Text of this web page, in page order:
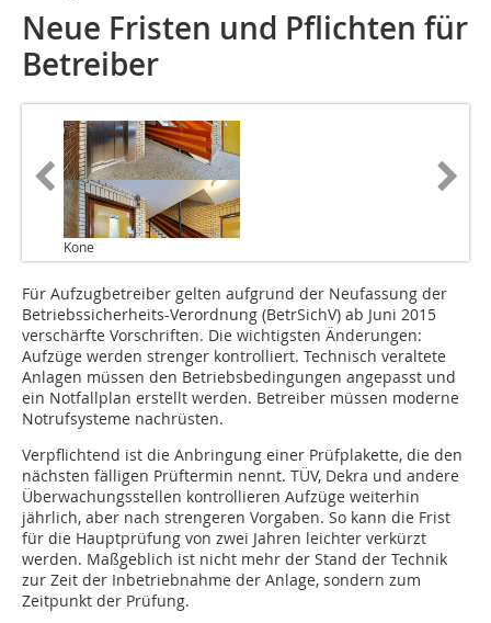
Neue Fristen und Pflichten für
Betreiber
Kone
Für Aufzugbetreiber gelten aufgrund der Neufassung der
Be­­­triebssicherheits-Verordnung (BetrSichV) ab Juni 2015
verschärfte Vorschriften. Die wichtigsten Änderungen:
Aufzüge werden strenger kontrolliert. Technisch veraltete
An­lagen müssen den Betriebsbedingungen angepasst und
ein Notfallplan erstellt werden. Betreiber müssen moderne
Notrufsysteme nachrüsten.
­Verpflichtend ist die Anbringung einer Prüfplakette, die den
nächsten fälligen Prüftermin nennt. TÜV, Dekra und andere
Überwachungsstellen kontrollieren Aufzüge weiterhin
jährlich, aber nach strengeren Vorgaben. So kann die Frist
für die Hauptprüfung von zwei Jahren leichter verkürzt
werden. Maßgeblich ist nicht mehr der Stand der Technik
zur Zeit der Inbetriebnahme der Anlage, sondern zum
Zeitpunkt der Prüfung.